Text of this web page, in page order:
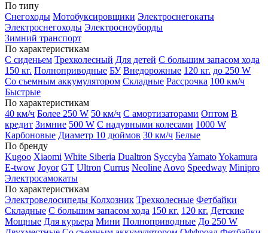
По типу
Снегоходы Мотобуксировщики Электроснегокаты
Электроснегоходы Электросноуборды
Зимний транспорт
По характеристикам
С сиденьем Трехколесный Для детей С большим запасом хода
150 кг. Полноприводные БУ Внедорожные 120 кг. до 250 W
Со съемным аккумулятором Складные Рассрочка 100 км/ч
Быстрые
По характеристикам
40 км/ч Более 250 W 50 км/ч С амортизаторами Оптом В
кредит Зимние 500 W С надувными колесами 1000 W
Карбоновые Диаметр 10 дюймов 30 км/ч Белые
По бренду
Kugoo Xiaomi White Siberia Dualtron Syccyba YamatoYokamura
E-twow Joyor GT Ultron Currus Neoline Aovo Speedway Minipro
Электросамокаты
По характеристикам
Электровелосипеды Колхозник Трехколесные Фетбайки
Складные С большим запасом хода 150 кг. 120 кг. Детские
Мощные Для курьера Мини Полноприводные До 250 W